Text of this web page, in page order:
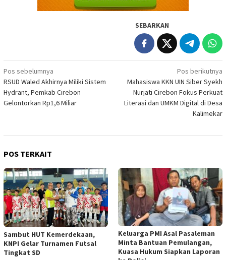
SEBARKAN
Navigasi
pos
Pos sebelumnya
RSUD Waled Akhirnya Miliki Sistem
Hydrant, Pemkab Cirebon
Gelontorkan Rp1,6 Miliar
Pos berikutnya
Mahasiswa KKN UIN Siber Syekh
Nurjati Cirebon Fokus Perkuat
Literasi dan UMKM Digital di Desa
Kalimekar
POS TERKAIT
Sambut HUT Kemerdekaan,
KNPI Gelar Turnamen Futsal
Tingkat SD
Keluarga PMI Asal Pasaleman
Minta Bantuan Pemulangan,
Kuasa Hukum Siapkan Laporan